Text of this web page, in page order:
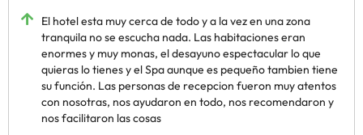
El hotel esta muy cerca de todo y a la vez en una zona
tranquila no se escucha nada. Las habitaciones eran
enormes y muy monas, el desayuno espectacular lo que
quieras lo tienes y el Spa aunque es pequeño tambien tiene
su función. Las personas de recepcion fueron muy atentos
con nosotras, nos ayudaron en todo, nos recomendaron y
nos facilitaron las cosas